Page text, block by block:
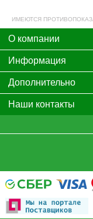
ИМЕЮТСЯ
О компании
Информация
Дополнительно
Наши контакты